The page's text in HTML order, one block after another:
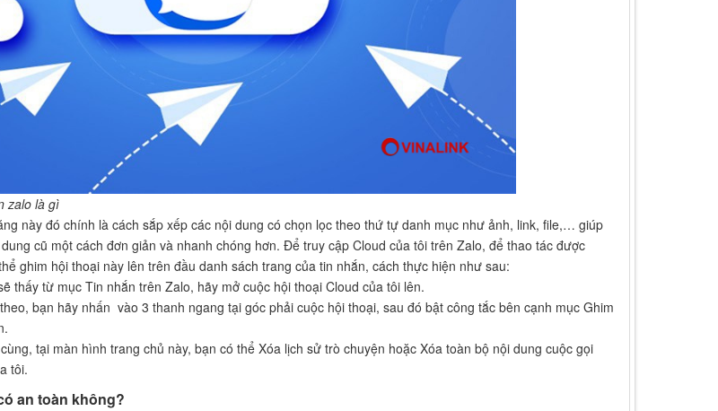
zalo là gì
này đó chính là cách sắp xếp các nội dung có chọn lọc theo thứ tự danh mục như ảnh, link, file,… giúp
cũ một cách đơn giản và nhanh chóng hơn. Để truy cập Cloud của tôi trên Zalo, để thao tác được
ghim hội thoại này lên trên đầu danh sách trang của tin nhắn, cách thực hiện như sau:
thấy từ mục Tin nhắn trên Zalo, hãy mở cuộc hội thoại Cloud của tôi lên.
bạn hãy nhấn vào 3 thanh ngang tại góc phải cuộc hội thoại, sau đó bật công tắc bên cạnh mục Ghim
tại màn hình trang chủ này, bạn có thể Xóa lịch sử trò chuyện hoặc Xóa toàn bộ nội dung cuộc gọi
tôi.
an toàn không?